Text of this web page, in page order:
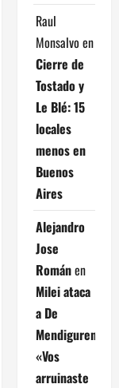
Raul
Monsalvo en
Cierre de
Tostado y
Le Blé: 15
locales
menos en
Buenos
Aires
Alejandro
Jose
Románen
Milei ataca
a De
Mendiguren:
«Vos
arruinaste